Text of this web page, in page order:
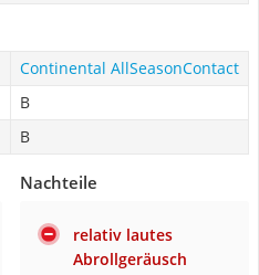
Continental AllSeasonContact
B
B
Nachteile
relativ lautes
Abrollgeräusch